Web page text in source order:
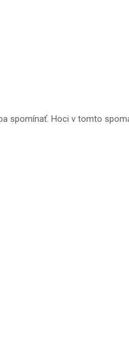
spomínať. Hoci v tomto